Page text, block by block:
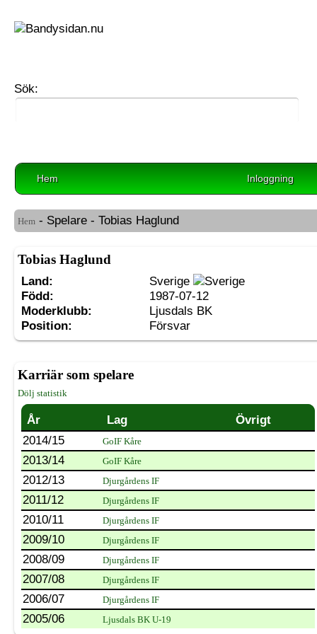
Sök:
Hem Inloggning
Hem - Spelare - Tobias Haglund
Tobias Haglund
Land:
Sverige
Född:
1987-07-12
Moderklubb:
Ljusdals BK
Position:
Försvar
Karriär som spelare
Dölj statistik
År Lag
Övrigt
2014/15
GoIF Kåre
2013/14 GoIF Kåre
2012/13 Djurgårdens IF
2011/12 Djurgårdens IF
2010/11 Djurgårdens IF
2009/10 Djurgårdens IF
2008/09 Djurgårdens IF
2007/08 Djurgårdens IF
2006/07 Djurgårdens IF
2005/06 Ljusdals BK U-19